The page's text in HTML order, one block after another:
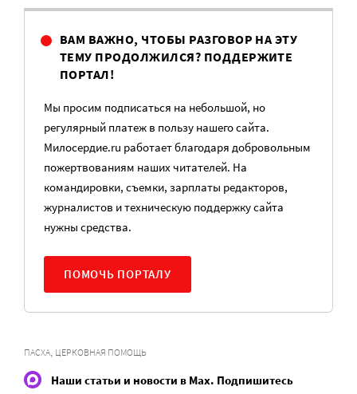
ВАМ ВАЖНО, ЧТОБЫ РАЗГОВОР НА ЭТУ
ТЕМУ ПРОДОЛЖИЛСЯ? ПОДДЕРЖИТЕ
ПОРТАЛ!
Мы просим подписаться на небольшой, но
регулярный платеж в пользу нашего сайта.
Милосердие.ru работает благодаря добровольным
пожертвованиям наших читателей. На
командировки, съемки, зарплаты редакторов,
журналистов и техническую поддержку сайта
нужны средства.
ПОМОЧЬ ПОРТАЛУ
ПАСХА, ЦЕРКОВНАЯ ПОМОЩЬ
Наши статьи и новости в Max. Подпишитесь